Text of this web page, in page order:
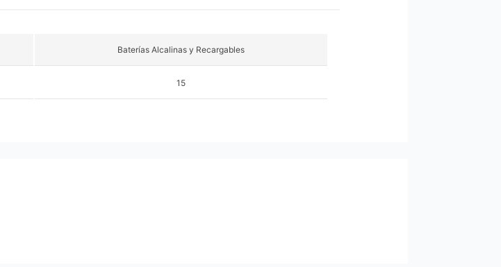
Baterías Alcalinas y Recargables
15